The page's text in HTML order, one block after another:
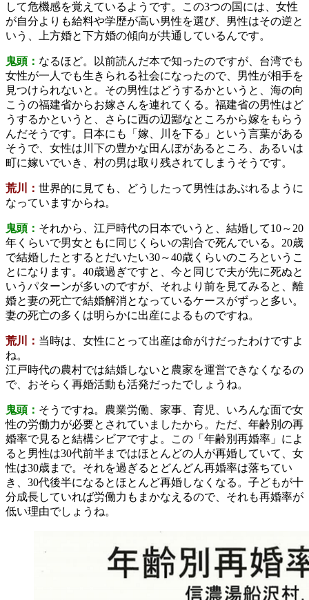
して危機感を覚えているようです。この3つの国には、女性
が自分よりも給料や学歴が高い男性を選び、男性はその逆と
いう、上方婚と下方婚の傾向が共通しているんです。
鬼頭： なるほど。以前読んだ本で知ったのですが、台湾でも
女性が一人でも生きられる社会になったので、男性が相手を
見つけられないと。その男性はどうするかというと、海の向
こうの福建省からお嫁さんを連れてくる。福建省の男性はど
うするかというと、さらに西の辺鄙なところから嫁をもらう
んだそうです。日本にも「嫁、川を下る」という言葉がある
そうで、女性は川下の豊かな田んぼがあるところ、あるいは
町に嫁いでいき、村の男は取り残されてしまうそうです。
荒川： 世界的に見ても、どうしたって男性はあぶれるように
なっていますからね。
鬼頭： それから、江戸時代の日本でいうと、結婚して10～20
年くらいで男女ともに同じくらいの割合で死んでいる。20歳
で結婚したとするとだいたい30～40歳くらいのころというこ
とになります。40歳過ぎですと、今と同じで夫が先に死ぬと
いうパターンが多いのですが、それより前を見てみると、離
婚と妻の死亡で結婚解消となっているケースがずっと多い。
妻の死亡の多くは明らかに出産によるものですね。
荒川： 当時は、女性にとって出産は命がけだったわけですよ
ね。
江戸時代の農村では結婚しないと農家を運営できなくなるの
で、おそらく再婚活動も活発だったでしょうね。
鬼頭： そうですね。農業労働、家事、育児、いろんな面で女
性の労働力が必要とされていましたから。ただ、年齢別の再
婚率で見ると結構シビアですよ。この「年齢別再婚率」によ
ると男性は30代前半まではほとんどの人が再婚していて、女
性は30歳まで。それを過ぎるとどんどん再婚率は落ちてい
き、30代後半になるとほとんど再婚しなくなる。子どもが十
分成長していれば労働力もまかなえるので、それも再婚率が
低い理由でしょうね。